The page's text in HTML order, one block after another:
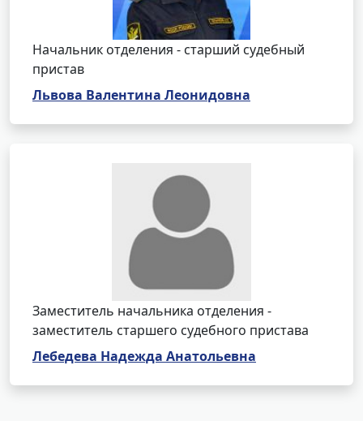
Начальник отделения - старший судебный
пристав
Львова Валентина Леонидовна
Заместитель начальника отделения -
заместитель старшего судебного пристава
Лебедева Надежда Анатольевна